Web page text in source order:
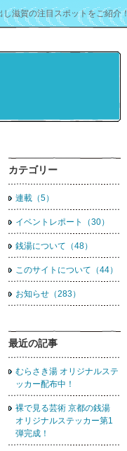
滋賀の注目スポットをご紹介！
カテゴリー
連載（5）
イベントレポート（30）
銭湯について（48）
このサイトについて（44）
お知らせ（283）
最近の記事
むらさき湯 オリジナルステ
ッカー配布中！
裸で見る芸術 京都の銭湯
オリジナルステッカー第1
弾完成！